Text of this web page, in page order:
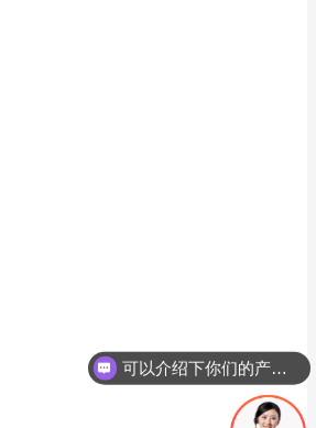
可以介绍下你们的产品么
你们是怎么收费的呢